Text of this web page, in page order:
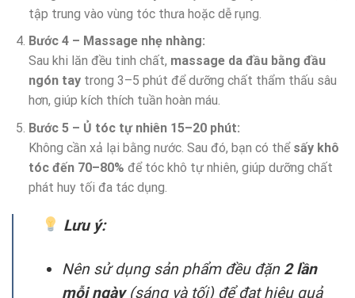
tập trung vào vùng tóc thưa hoặc dễ rụng.
Bước 4 – Massage nhẹ nhàng:
Sau khi lăn đều tinh chất, massage da đầu bằng đầu
ngón taytrong 3–5 phút để dưỡng chất thẩm thấu sâu
hơn, giúp kích thích tuần hoàn máu.
Bước 5 – Ủ tóc tự nhiên 15–20 phút:
Không cần xả lại bằng nước. Sau đó, bạn có thể sấy khô
tóc đến 70–80% để tóc khô tự nhiên, giúp dưỡng chất
phát huy tối đa tác dụng.
Lưu ý:
Nên sử dụng sản phẩm đều đặn 2 lần
mỗi ngày(sáng và tối) để đạt hiệu quả